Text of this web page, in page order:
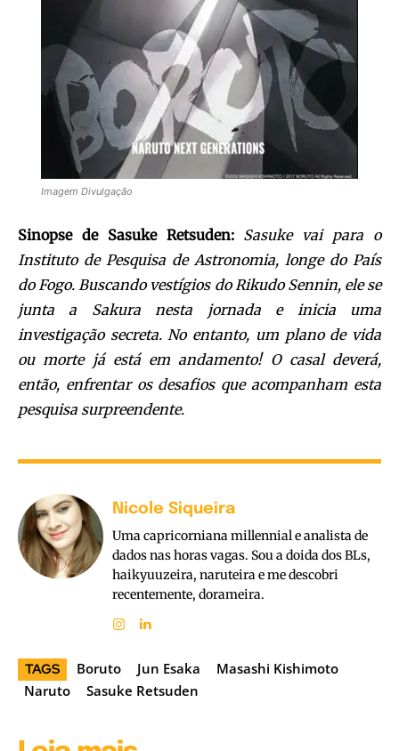
Imagem Divulgação
Sinopse de Sasuke Retsuden: Sasuke vai para o
Instituto de Pesquisa de Astronomia, longe do País
do Fogo. Buscando vestígios do Rikudo Sennin, ele se
junta a Sakura nesta jornada e inicia uma
investigação secreta. No entanto, um plano de vida
ou morte já está em andamento! O casal deverá,
então, enfrentar os desafios que acompanham esta
pesquisa surpreendente.
Nicole Siqueira
Uma capricorniana millennial e analista de
dados nas horas vagas. Sou a doida dos BLs,
haikyuuzeira, naruteira e me descobri
recentemente, dorameira.
TAGS Boruto Jun Esaka
Masashi Kishimoto
Naruto
Sasuke Retsuden